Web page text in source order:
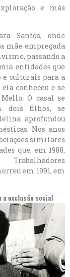
e más
Santos, onde
mãe empregada
passando a
entidades que
culturais para a
conheceu e se
O casal se
dois filhos, se
aprofundou
Nos anos
similares
que, em 1988,
em 1991, em
exclusão social